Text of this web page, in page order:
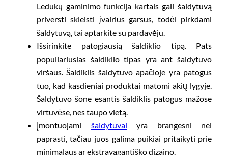
Ledukų gaminimo funkcija kartais gali šaldytuvą
priversti skleisti įvairius garsus, todėl pirkdami
šaldytuvą, tai aptarkite su pardavėju.
Išsirinkite patogiausią šaldiklio tipą. Pats
populiariusias šaldiklio tipas yra ant šaldytuvo
viršaus. Šaldiklis šaldytuvo apačioje yra patogus
tuo, kad kasdieniai produktai matomi akių lygyje.
Šaldytuvo šone esantis šaldiklis patogus mažose
virtuvėse, nes taupo vietą.
Įmontuojami šaldytuvai yra brangesni nei
paprasti, tačiau juos galima puikiai pritaikyti prie
minimalaus ar ekstravagantiško dizaino.